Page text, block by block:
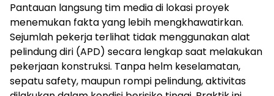
Pantauan langsung tim media di lokasi proyek
menemukan fakta yang lebih mengkhawatirkan.
Sejumlah pekerja terlihat tidak menggunakan alat
pelindung diri (APD) secara lengkap saat melakukan
pekerjaan konstruksi. Tanpa helm keselamatan,
sepatu safety, maupun rompi pelindung, aktivitas